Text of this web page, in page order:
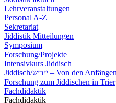
Lehrveranstaltungen
Personal A-Z
Sekretariat
Jiddistik Mitteilungen
Symposium
Forschung/Projekte
Intensivkurs Jiddisch
Jiddisch/ייִדיש – Von den Anfängen bis zum Buchdruck 55 Jahre
Forschung zum Jiddischen in Trier
Fachdidaktik
Fachdidaktik